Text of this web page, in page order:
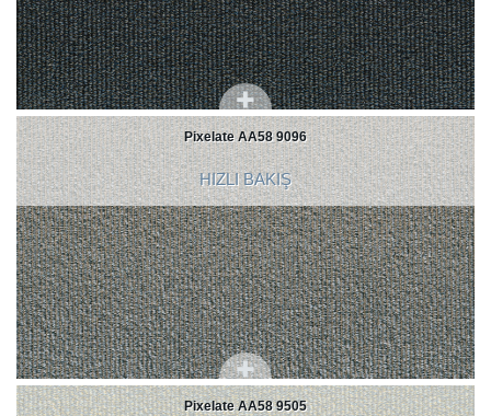
Pixelate AA58 9096
HIZLI BAKIŞ
Pixelate AA58 9505